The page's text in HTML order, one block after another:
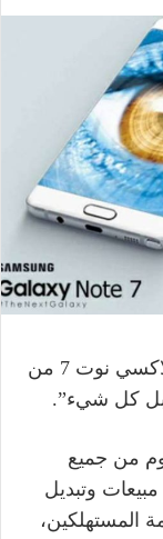
قالت الشركة “قررنا وقف إنتاج وبيع جلاكسي نوت 7 من
كل شيء”.
من جميع
وتبديل
على سلامة المستهلكين،